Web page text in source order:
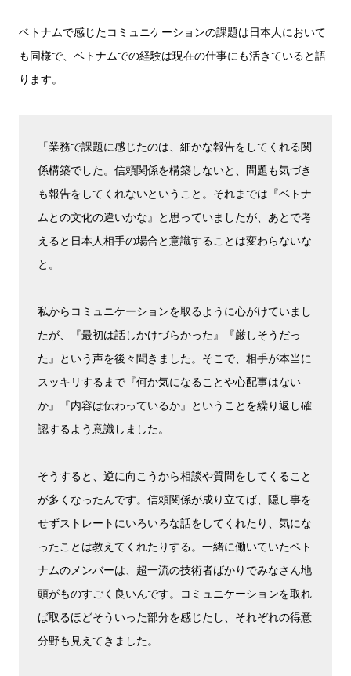
ベトナムで感じたコミュニケーションの課題は日本人において
も同様で、ベトナムでの経験は現在の仕事にも活きていると語
ります。
「業務で課題に感じたのは、細かな報告をしてくれる関
係構築でした。信頼関係を構築しないと、問題も気づき
も報告をしてくれないということ。それまでは『ベトナ
ムとの文化の違いかな』と思っていましたが、あとで考
えると日本人相手の場合と意識することは変わらないな
と。
私からコミュニケーションを取るように心がけていまし
たが、『最初は話しかけづらかった』『厳しそうだっ
た』という声を後々聞きました。そこで、相手が本当に
スッキリするまで『何か気になることや心配事はない
か』『内容は伝わっているか』ということを繰り返し確
認するよう意識しました。
そうすると、逆に向こうから相談や質問をしてくること
が多くなったんです。信頼関係が成り立てば、隠し事を
せずストレートにいろいろな話をしてくれたり、気にな
ったことは教えてくれたりする。一緒に働いていたベト
ナムのメンバーは、超一流の技術者ばかりでみなさん地
頭がものすごく良いんです。コミュニケーションを取れ
ば取るほどそういった部分を感じたし、それぞれの得意
分野も見えてきました。